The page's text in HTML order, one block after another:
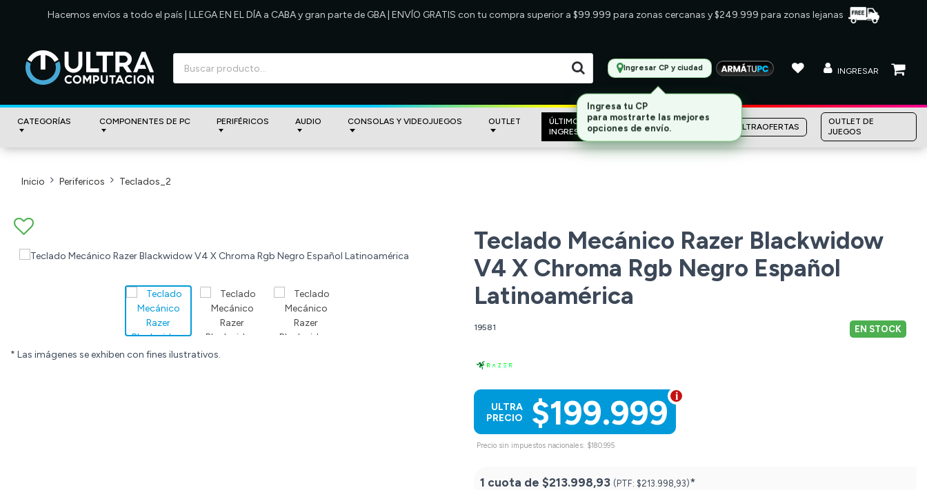
Hacemos envíos a todo el país | LLEGA EN EL DÍA a CABA y gran parte de GBA | ENVÍO GRATIS con tu compra superior a $99.999 para zonas cercanas y $249.999 para zonas lejanas
Ingresar CP y ciudad INGRESAR
CATEGORÍAS COMPONENTES DE PC PERIFÉRICOS AUDIO CONSOLAS Y VIDEOJUEGOS OUTLET
ÚLTIMOS
INGRESOS
MARCAS
ULTRAOFERTAS
OUTLET DE
JUEGOS
Inicio Perifericos Teclados_2
* Las imágenes se exhiben con fines ilustrativos.
Teclado Mecánico Razer Blackwidow
V4 X Chroma Rgb Negro Español
Latinoamérica
19581 EN STOCK
$199.999
ULTRA
PRECIO
Precio sin impuestos nacionales: $180.995
1 cuota de $213.998,93 (PTF: $213.998,93)*